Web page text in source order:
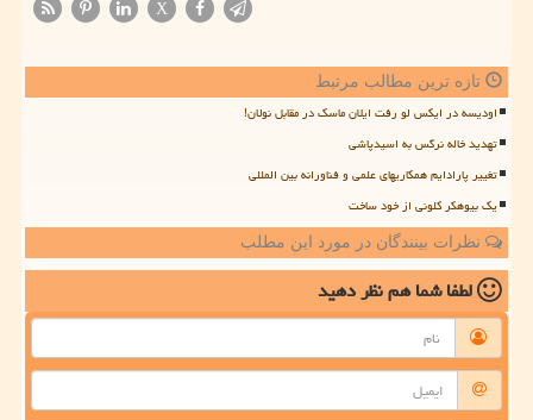
X
تازه ترین مطالب مرتبط
اودیسه در ایکس لو رفت ایلان ماسک در مقابل نولان!
تهدید خاله نرگس به اسیدپاشی
تغییر پارادایم همکاریهای علمی و فناورانه بین المللی
یک بیوهکر کلونی از خود ساخت
نظرات بینندگان در مورد این مطلب
لطفا شما همنظر دهید